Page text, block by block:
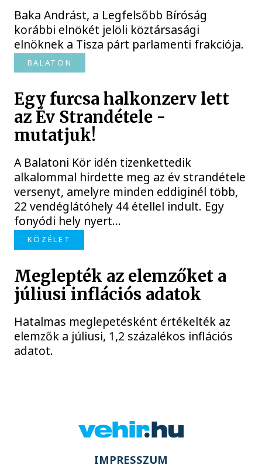
Baka Andrást, a Legfelsőbb Bíróság
korábbi elnökét jelöli köztársasági
elnöknek a Tisza párt parlamenti frakciója.
BALATON
Egy furcsa halkonzerv lett
az Év Strandétele -
mutatjuk!
A Balatoni Kör idén tizenkettedik
alkalommal hirdette meg az év strandétele
versenyt, amelyre minden eddiginél több,
22 vendéglátóhely 44 étellel indult. Egy
fonyódi hely nyert...
KÖZÉLET
Meglepték az elemzőket a
júliusi inflációs adatok
Hatalmas meglepetésként értékelték az
elemzők a júliusi, 1,2 százalékos inflációs
adatot.
IMPRESSZUM